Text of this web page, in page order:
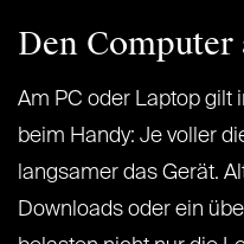
Den Computer
Am PC oder Laptop gilt
beim Handy: Je voller
langsamer das Gerät.
Downloads oder ein